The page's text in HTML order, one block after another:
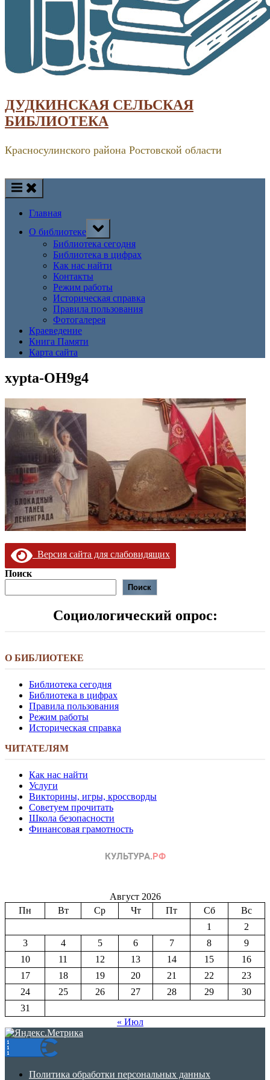
ДУДКИНСКАЯ СЕЛЬСКАЯ
БИБЛИОТЕКА
Красносулинского района Ростовской области
Главная
О библиотеке
Toggle
sub-
menu
Библиотека сегодня
Библиотека в цифрах
Как нас найти
Контакты
Режим работы
Историческая справка
Правила пользования
Фотогалерея
Краеведение
Книга Памяти
Карта сайта
xypta-OH9g4
Версия сайта для слабовидящих
Поиск
Поиск
Социологический опрос:
О БИБЛИОТЕКЕ
Библиотека сегодня
Библиотека в цифрах
Правила пользования
Режим работы
Историческая справка
ЧИТАТЕЛЯМ
Как нас найти
Услуги
Викторины, игры, кроссворды
Советуем прочитать
Школа безопасности
Финансовая грамотность
Август 2026
Пн
Вт Ср Чт Пт Сб
Вс
1
2
3
4 5 6 7 8
9
10
11 12 13 14 15
16
17
18 19 20 21 22
23
24
25 26 27 28 29
30
31
« Июл
Политика обработки персональных данных